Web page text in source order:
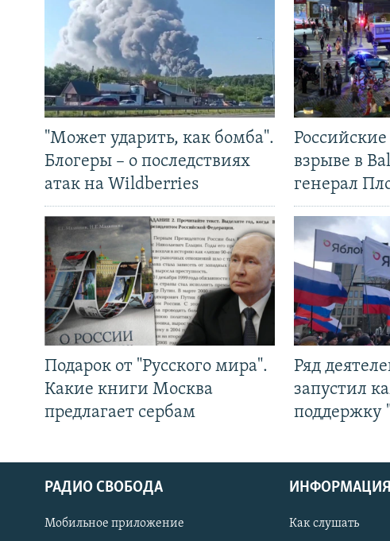
СОЦИАЛЬНЫЕ СЕТИ
"Может ударить, как бомба".
Блогеры – о последствиях
атак на Wildberries
Подарок от "Русского мира".
Какие книги Москва
предлагает сербам
взрыве в
генерал
Ряд
запустил
поддержку
РАДИО СВОБОДА
Мобильное приложение
ИНФОРМАЦИЯ
Как слушать